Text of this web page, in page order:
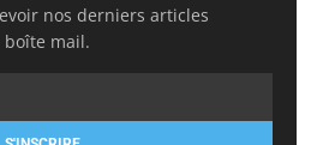
nos derniers articles
mail.